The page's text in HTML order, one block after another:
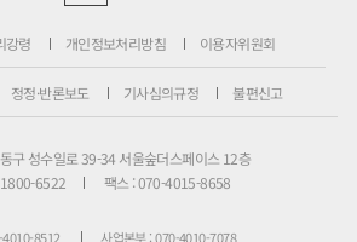
강령 개인정보처리방침 이용자위원회
정정·반론보도 기사심의규정 불편신고
구 성수일로 39-34 서울숲더스페이스 12층
6522
팩스 : 070-4015-8658
8512 사업본부 : 070-4010-7078